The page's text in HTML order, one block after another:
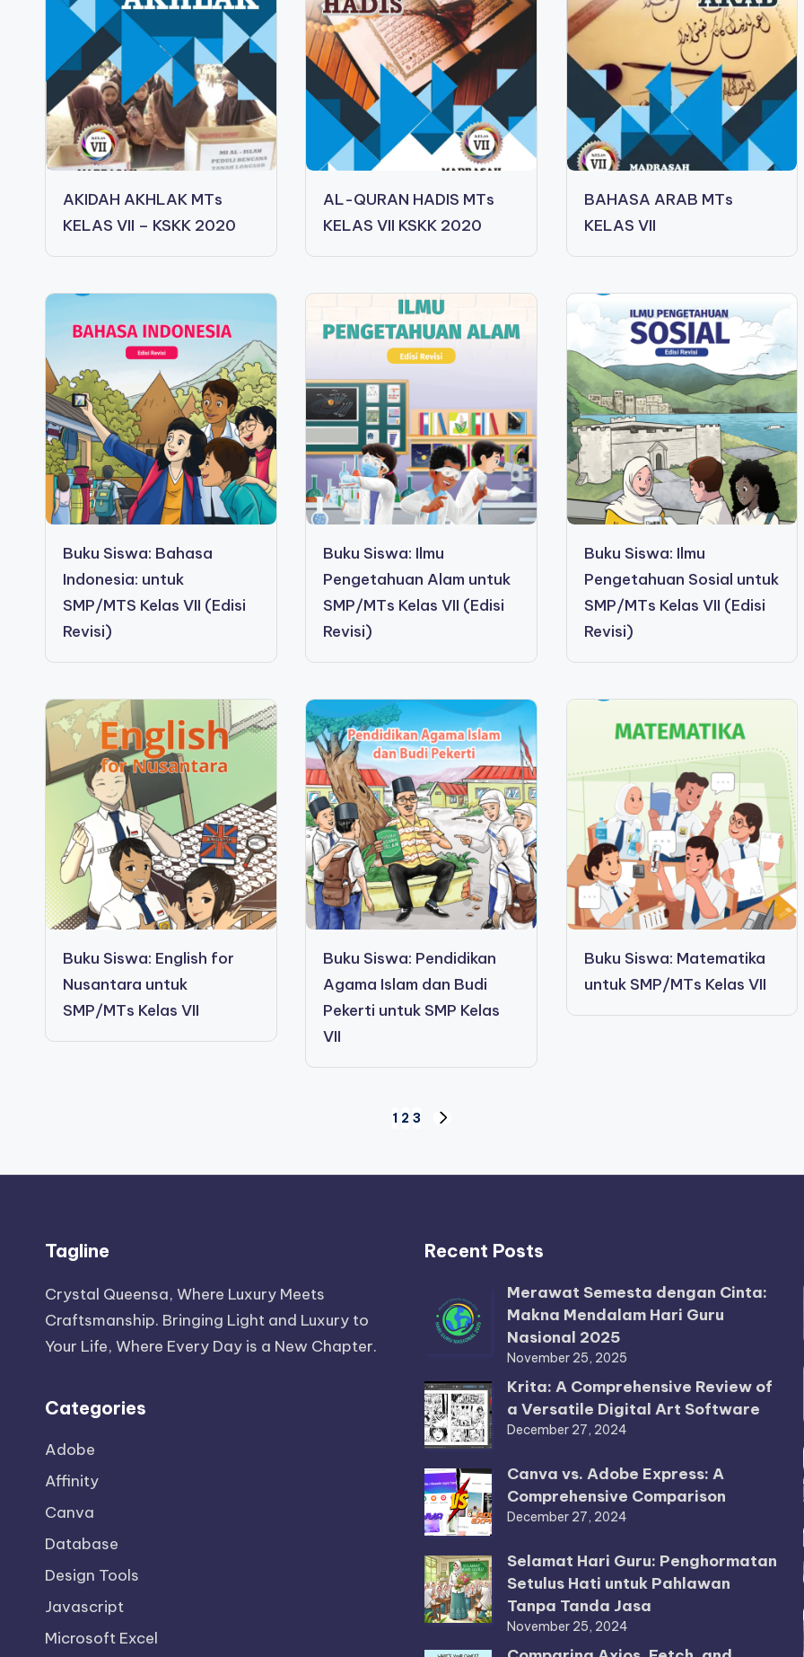
AKIDAH AKHLAK MTs
KELAS VII – KSKK 2020
AL-QURAN HADIS MTs
KELAS VII KSKK 2020
BAHASA ARAB MTs
KELAS VII
Buku Siswa: Bahasa
Indonesia: untuk
SMP/MTS Kelas VII (Edisi
Revisi)
Buku Siswa: Ilmu
Pengetahuan Alam untuk
SMP/MTs Kelas VII (Edisi
Revisi)
Buku Siswa: Ilmu
Pengetahuan Sosial untuk
SMP/MTs Kelas VII (Edisi
Revisi)
Buku Siswa: English for
Nusantara untuk
SMP/MTs Kelas VII
Buku Siswa: Pendidikan
Agama Islam dan Budi
Pekerti untuk SMP Kelas
VII
Buku Siswa: Matematika
untuk SMP/MTs Kelas VII
pagination
1 2 3
Tagline
Crystal Queensa, Where Luxury Meets
Craftsmanship. Bringing Light and Luxury to
Your Life, Where Every Day is a New Chapter.
Categories
Adobe
Affinity
Canva
Database
Design Tools
Javascript
Microsoft Excel
Recent Posts
Merawat Semesta dengan Cinta:
Makna Mendalam Hari Guru
Nasional 2025
November 25, 2025
Krita: A Comprehensive Review of
a Versatile Digital Art Software
December 27, 2024
Canva vs. Adobe Express: A
Comprehensive Comparison
December 27, 2024
Selamat Hari Guru: Penghormatan
Setulus Hati untuk Pahlawan
Tanpa Tanda Jasa
November 25, 2024